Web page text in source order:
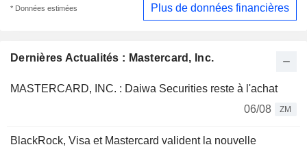
Dernières Actualités : Mastercard, Inc.
MASTERCARD, INC. : Daiwa Securities reste à l'achat
06/08
ZM
BlackRock, Visa et Mastercard valident la nouvelle
* Données estimées Plus de données financières